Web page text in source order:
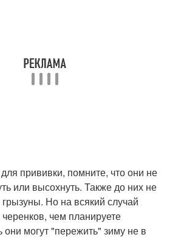
прививки, помните, что они не
или высохнуть. Также до них не
Но на всякий случай
чем планируете
они могут "пережить" зиму не в